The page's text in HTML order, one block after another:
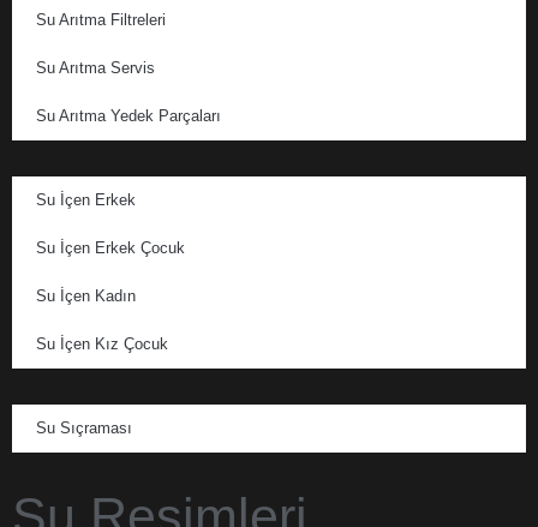
Su Arıtma Filtreleri
Su Arıtma Servis
Su Arıtma Yedek Parçaları
Su İçen Erkek
Su İçen Erkek Çocuk
Su İçen Kadın
Su İçen Kız Çocuk
Su Sıçraması